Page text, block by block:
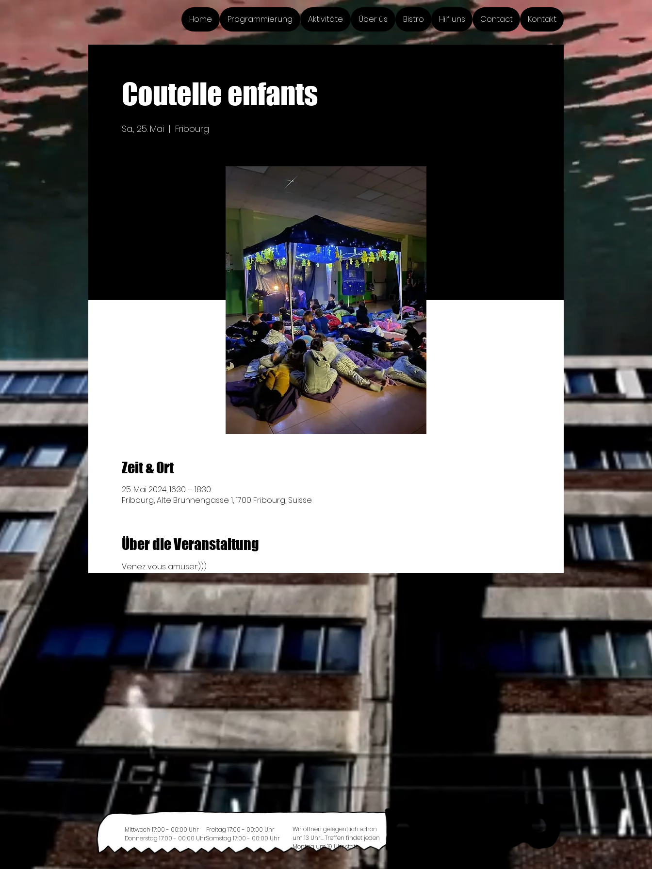
Home Programmierung Aktivitäte Über üs Bistro Hilf uns Contact Kontakt
Coutelle enfants
Sa., 25. Mai
  |
Fribourg
Zeit & Ort
25. Mai 2024, 16:30 – 18:30
Fribourg, Alte Brunnengasse 1, 1700 Fribourg, Suisse
Über die Veranstaltung
Venez vous amuser:)))
Mittwoch 17:00 - 00:00 Uhr
Donnerstag 17:00 - 00:00 Uhr
Freitag 17:00 - 00:00 Uhr
Samstag 17:00 - 00:00 Uhr
Wir öffnen gelegentlich schon
um 13 Uhr... Treffen findet jeden
Montag um 19 Uhr statt.